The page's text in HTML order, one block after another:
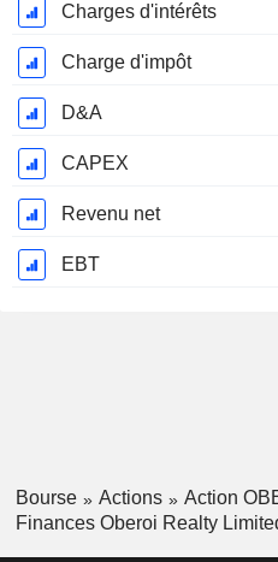
Charges d'intérêts
Charge d'impôt
D&A
CAPEX
Revenu net
EBT
Bourse Actions
Action
Finances Oberoi Realty